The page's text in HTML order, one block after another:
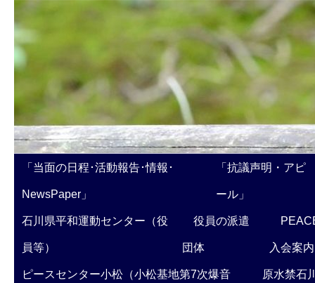
「当面の日程･活動報告･情報･
NewsPaper」
「抗議声明・アピ
ール」
石川県平和運動センター（役
員等）
役員の派遣
団体 入会案内
ピースセンター小松（小松基地第7次爆音 原水禁石